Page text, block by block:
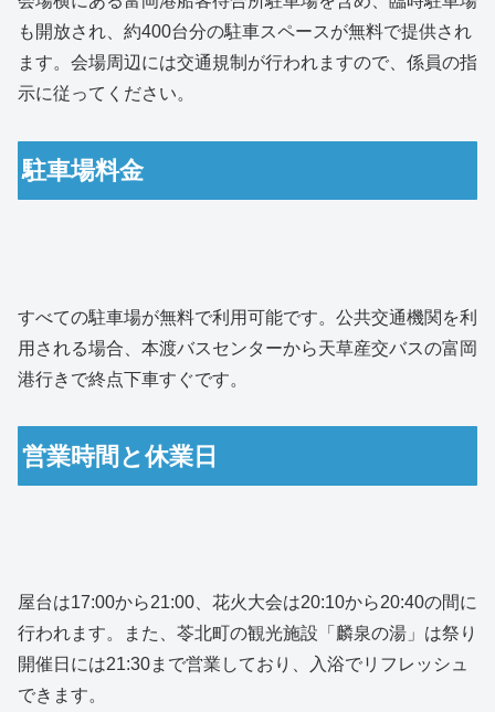
も開放され、約400台分の駐車スペースが無料で提供され
ます。会場周辺には交通規制が行われますので、係員の指
示に従ってください。
駐車場料金
すべての駐車場が無料で利用可能です。公共交通機関を利
用される場合、本渡バスセンターから天草産交バスの富岡
港行きで終点下車すぐです。
営業時間と休業日
屋台は17:00から21:00、花火大会は20:10から20:40の間に
行われます。また、苓北町の観光施設「麟泉の湯」は祭り
開催日には21:30まで営業しており、入浴でリフレッシュ
できます。